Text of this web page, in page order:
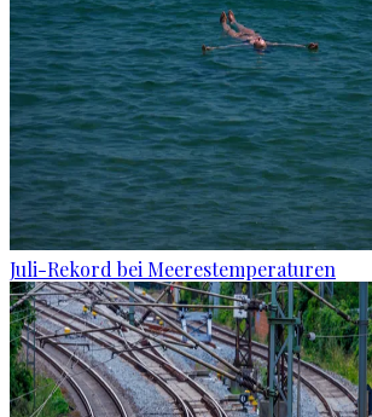
Juli-Rekord bei Meerestemperaturen